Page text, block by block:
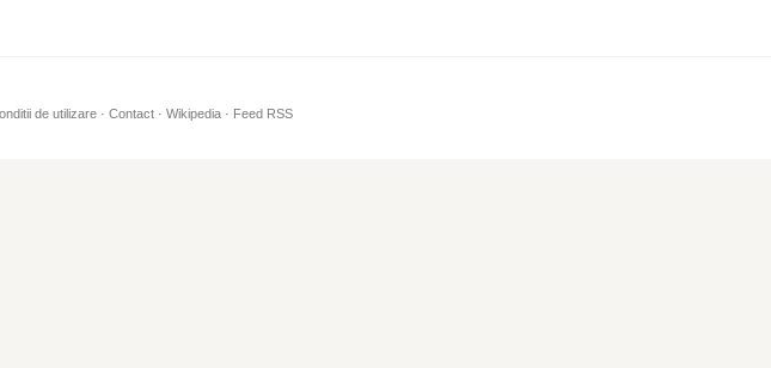
de utilizare · Contact · Wikipedia · Feed RSS